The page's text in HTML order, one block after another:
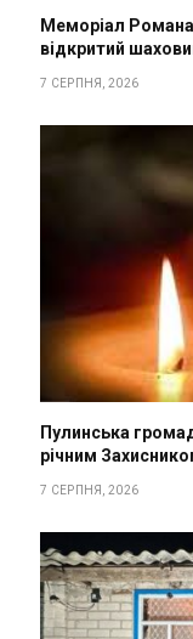
Меморіал Романа
відкритий
7 СЕРПНЯ, 2026
Пулинська
річним
7 СЕРПНЯ, 2026